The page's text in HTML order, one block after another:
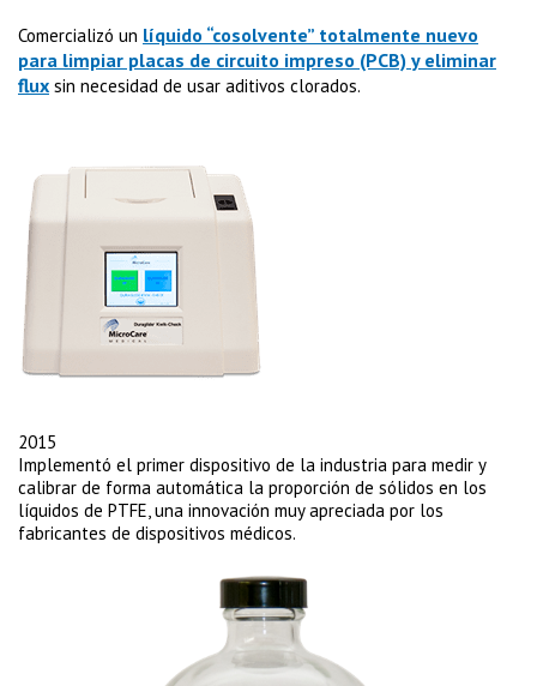
Comercializó un líquido “cosolvente” totalmente nuevo
para limpiar placas de circuito impreso (PCB) y eliminar
flux sin necesidad de usar aditivos clorados.
2015
Implementó el primer dispositivo de la industria para medir y
calibrar de forma automática la proporción de sólidos en los
líquidos de PTFE, una innovación muy apreciada por los
fabricantes de dispositivos médicos.